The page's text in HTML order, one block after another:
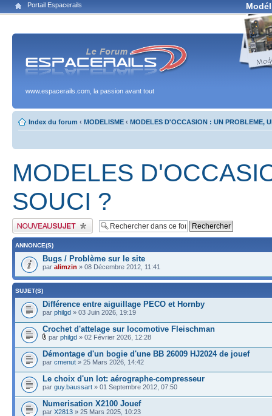
Portail Espacerails
www.espacerails.com, la passion avant tout
Index du forum ‹ MODELISME ‹ MODELES D'OCCASION : UN PROBLEME,
MODELES
SOUCI ?
Publier un nouveau sujet
ANNONCE(S)
Bugs / Problème sur le site
par alimzin » 08 Décembre 2012, 11:41
SUJET(S)
Différence entre aiguillage PECO et Hornby
par philgd » 03 Juin 2026, 19:19
Crochet d'attelage sur locomotive Fleischman
par philgd » 02 Février 2026, 12:28
Démontage d'un bogie d'une BB 26009 HJ2024 de jouef
par cmenut » 25 Mars 2026, 14:42
Le choix d'un lot: aérographe-compresseur
par guy.baussart » 01 Septembre 2012, 07:50
Numerisation X2100 Jouef
par X2813 » 25 Mars 2025, 10:23